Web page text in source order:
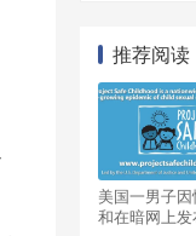
推荐阅读
美国一男子
和在暗网上发